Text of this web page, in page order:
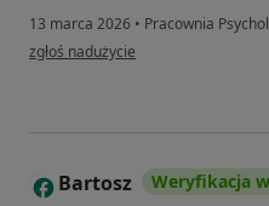
13 marca 2026 • Pracownia
w opinii użytkownika Paulina
zgłoś nadużycie
B Bartosz Weryfikacja